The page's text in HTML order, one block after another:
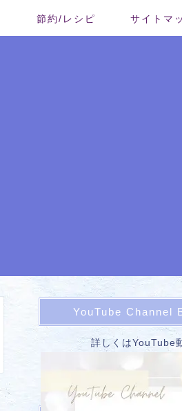
節約/レシピ サイトマ
YouTube Channel
詳しくはYouTube